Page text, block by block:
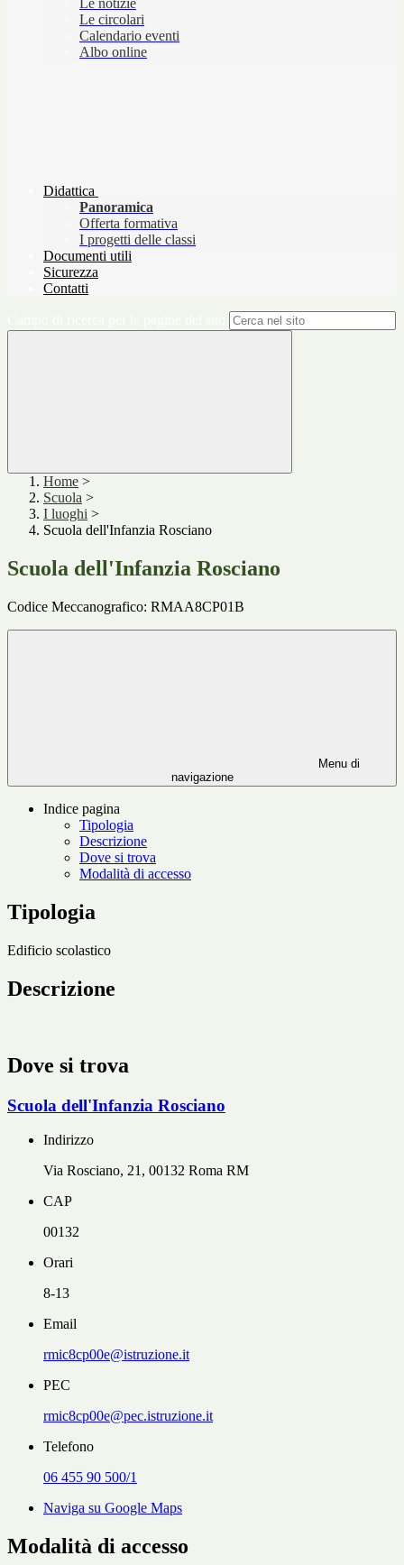
Le notizie
Le circolari
Calendario eventi
Albo online
Didattica
Panoramica
Offerta formativa
I progetti delle classi
Documenti utili
Sicurezza
Contatti
Home >
Scuola >
I luoghi >
Scuola dell'Infanzia Rosciano
Scuola dell'Infanzia Rosciano
Codice Meccanografico: RMAA8CP01B
Menu di
navigazione
Indice pagina
Tipologia
Descrizione
Dove si trova
Modalità di accesso
Tipologia
Edificio scolastico
Descrizione
Dove si trova
Scuola dell'Infanzia Rosciano
Indirizzo
Via Rosciano, 21, 00132 Roma RM
CAP
00132
Orari
8-13
Email
rmic8cp00e@istruzione.it
PEC
rmic8cp00e@pec.istruzione.it
Telefono
06 455 90 500/1
Naviga su Google Maps
Modalità di accesso